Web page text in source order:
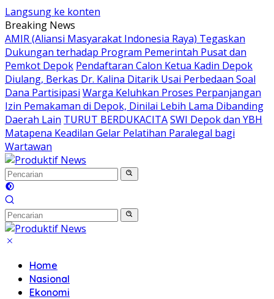
Langsung ke konten
Breaking News
AMIR (Aliansi Masyarakat Indonesia Raya) Tegaskan
Dukungan terhadap Program Pemerintah Pusat dan
Pemkot Depok Pendaftaran Calon Ketua Kadin Depok
Diulang, Berkas Dr. Kalina Ditarik Usai Perbedaan Soal
Dana Partisipasi Warga Keluhkan Proses Perpanjangan
Izin Pemakaman di Depok, Dinilai Lebih Lama Dibanding
Daerah Lain TURUT BERDUKACITASWI Depok dan YBH
Matapena Keadilan Gelar Pelatihan Paralegal bagi
Wartawan
Home
Nasional
Ekonomi